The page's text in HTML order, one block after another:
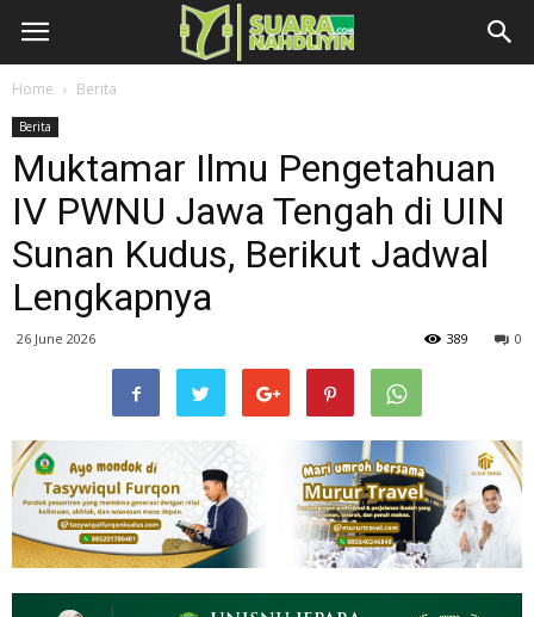
Home Berita
Berita
Muktamar Ilmu Pengetahuan
IV PWNU Jawa Tengah di UIN
Sunan Kudus, Berikut Jadwal
Lengkapnya
26 June 2026 0
389